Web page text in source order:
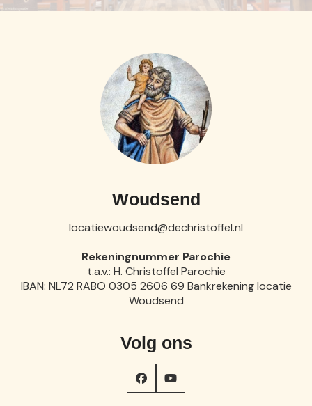
Woudsend
locatiewoudsend@dechristoffel.nl
Rekeningnummer Parochie
t.a.v.: H. Christoffel Parochie
IBAN: NL72 RABO 0305 2606 69 Bankrekening locatie
Woudsend
Volg ons